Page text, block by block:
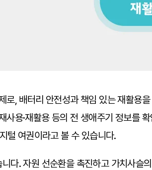
, 배터리 안전성과 책임 있는 재활용
사용·재활용 등의 전 생애주기 정보를
털 여권이라고 볼 수 있습니다.
다. 자원 선순환을 촉진하고 가치사슬